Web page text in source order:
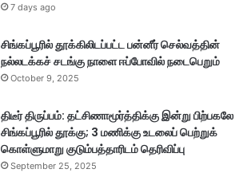
7 days ago
சிங்கப்பூரில் தூக்கிலிடப்பட்ட பன்னீர் செல்வத்தின்
நல்லடக்கச் சடங்கு நாளை ஈப்போவில் நடைபெறும்
October 9, 2025
திடீர் திருப்பம்: தட்சிணாமூர்த்திக்கு இன்று பிற்பகலே
சிங்கப்பூரில் தூக்கு; 3 மணிக்கு உடலைப் பெற்றுக்
கொள்ளுமாறு குடும்பத்தாரிடம் தெரிவிப்பு
September 25, 2025